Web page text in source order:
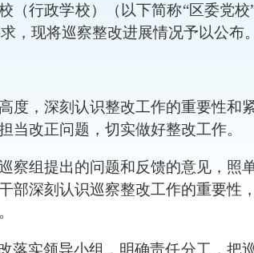
（行政学校）（以下简称“区委党校
，现将巡察整改进展情况予以公布。
度，深刻认识整改工作的重要性和
当改正问题，切实做好整改工作。
察组提出的问题和反馈的意见，照
部深刻认识巡察整改工作的重要性
落实领导小组 ， 明确责任分工 ， 把